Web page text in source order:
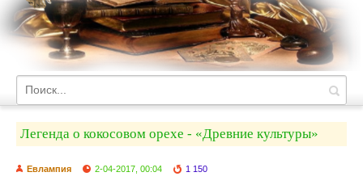
Легенда о кокосовом орехе - «Древние культуры»
Евлампия 2-04-2017, 00:04 1 150